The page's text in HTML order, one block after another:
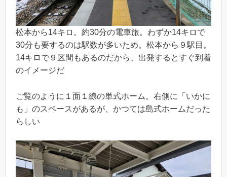
松本から14キロ。約30分の電車旅。わずか14キロで
30分も要するのは駅数が多いため。松本から９駅目。
14キロで９区間もあるのだから、出発するとすぐ到着
のイメージだ
ご覧のように１面１線の単式ホーム。右側に「いかに
も」のスペースがあるが、かつては島式ホームだった
らしい